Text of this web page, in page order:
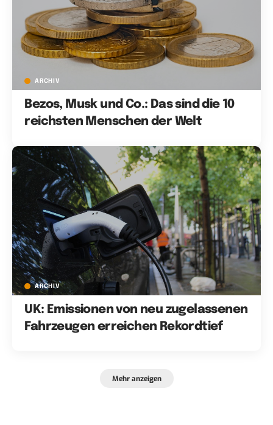
ARCHIV
Bezos, Musk und Co.: Das sind die 10
reichsten Menschen der Welt
ARCHIV
UK: Emissionen von neu zugelassenen
Fahrzeugen erreichen Rekordtief
Mehr anzeigen